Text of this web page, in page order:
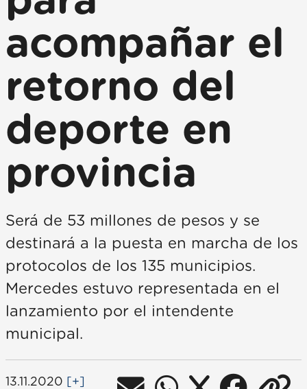
acompañar el
retorno del
deporte en
provincia
Será de 53 millones de pesos y se
destinará a la puesta en marcha de los
protocolos de los 135 municipios.
Mercedes estuvo representada en el
lanzamiento por el intendente
municipal.
13.11.2020 [+]